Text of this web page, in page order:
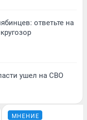
ответьте на
ушел на СВО
МНЕНИЕ